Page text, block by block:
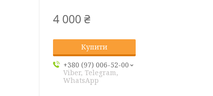
4 000 ₴
Купити
+380 (97) 006-52-00
Viber, Telegram,
WhatsApp